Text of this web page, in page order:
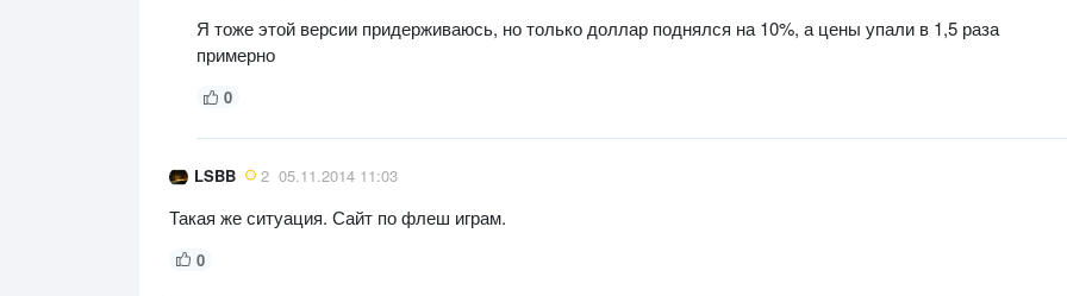
Я тоже этой версии придерживаюсь, но только доллар поднялся на 10%, а цены упали в 1,5 раза
примерно
0
LSBB 2 05.11.2014 11:03
Такая же ситуация. Сайт по флеш играм.
0